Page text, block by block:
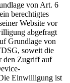
von Art. 6
berechtigtes
Website vor
abgefragt
Grundlage von
soweit die
den Zugriff auf
Einwilligung ist